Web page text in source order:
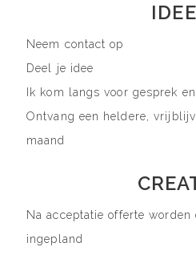
Neem contact op
Deel je idee
Ik kom langs voor gesprek
Ontvang een heldere,
maand
Na acceptatie offerte worden
ingepland